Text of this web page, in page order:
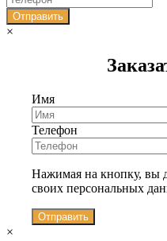
Отправить
×
Имя
Телефон
Нажимая на кнопку, вы
своих персональных
Отправить
×